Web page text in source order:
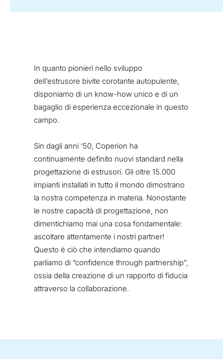
In quanto pionieri nello sviluppo
dell’estrusore bivite corotante autopulente,
disponiamo di un know-how unico e di un
bagaglio di esperienza eccezionale in questo
campo.
Sin dagli anni ‘50, Coperion ha
continuamente definito nuovi standard nella
progettazione di estrusori. Gli oltre 15.000
impianti installati in tutto il mondo dimostrano
la nostra competenza in materia. Nonostante
le nostre capacità di progettazione, non
dimentichiamo mai una cosa fondamentale:
ascoltare attentamente i nostri partner!
Questo è ciò che intendiamo quando
parliamo di “confidence through partnership”,
ossia della creazione di un rapporto di fiducia
attraverso la collaborazione.